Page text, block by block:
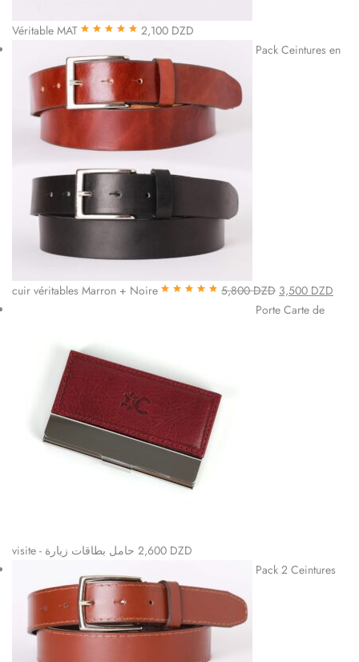
Véritable MAT 2,100 DZD
Pack Ceintures en
cuir véritables Marron + Noire 5,800DZD 3,500 DZD
Porte Carte de
visite - حامل بطاقات زيارة 2,600 DZD
Pack 2 Ceintures